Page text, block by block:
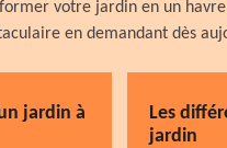
votre jardin en un
en demandant dès
jardin à
Les
jardin